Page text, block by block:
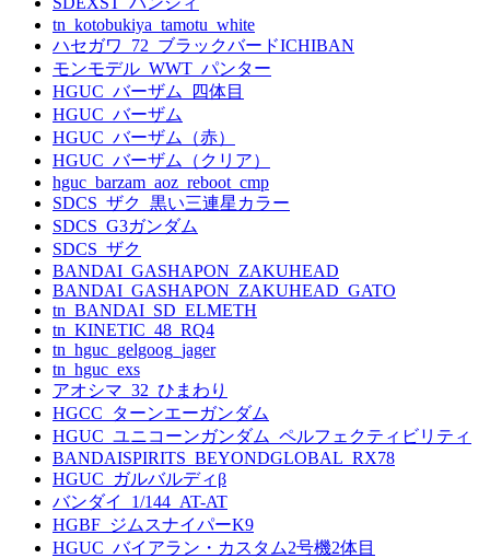
tn_kotobukiya_tamotu_white
ハセガワ_72_ブラックバードICHIBAN
モンモデル_WWT_パンター
HGUC_バーザム_四体目
HGUC_バーザム
HGUC_バーザム（赤）
HGUC_バーザム（クリア）
hguc_barzam_aoz_reboot_cmp
SDCS_ザク_黒い三連星カラー
SDCS_G3ガンダム
SDCS_ザク
BANDAI_GASHAPON_ZAKUHEAD
BANDAI_GASHAPON_ZAKUHEAD_GATO
tn_BANDAI_SD_ELMETH
tn_KINETIC_48_RQ4
tn_hguc_gelgoog_jager
tn_hguc_exs
アオシマ_32_ひまわり
HGCC_ターンエーガンダム
HGUC_ユニコーンガンダム_ペルフェクティビリティ
BANDAISPIRITS_BEYONDGLOBAL_RX78
HGUC_ガルバルディβ
バンダイ_1/144_AT-AT
HGBF_ジムスナイパーK9
HGUC_バイアラン・カスタム2号機2体目